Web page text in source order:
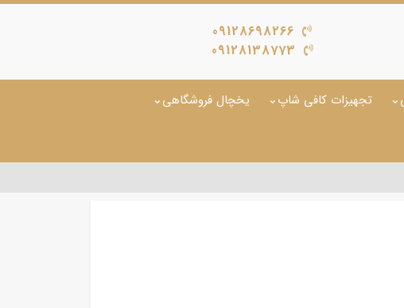
09128698266
09128138773
تجهیزات کافی شاپ یخچال فروشگاهی